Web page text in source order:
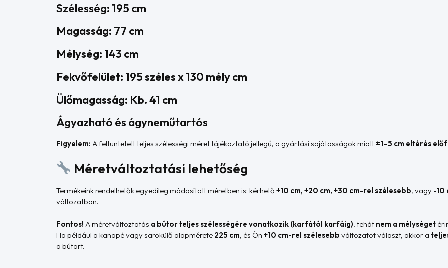
Szélesség: 195 cm
Magasság: 77 cm
Mélység: 143 cm
Fekvőfelület: 195 széles x 130 mély cm
Ülőmagasság: Kb. 41 cm
Ágyazható és ágyneműtartós
Figyelem: A feltüntetett teljes szélességi méret tájékoztató jellegű, a gyártási sajátosságok miatt ±1–5 cm eltérés
Méretváltoztatási lehetőség
Termékeink rendelhetők egyedileg módosított méretben is: kérhető+10 cm, +20 cm, +30 cm-rel szélesebb, vagy -10
változatban.
Fontos! A méretváltoztatás a bútor teljes szélességére vonatkozik (karfától karfáig), tehát nem a mélységet
Ha például a kanapé vagy sarokülő alapmérete 225 cm, és Ön+10 cm-rel szélesebb változatot választ, akkor a
a bútort.